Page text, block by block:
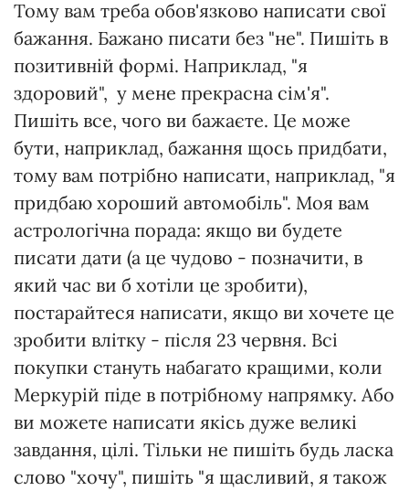
Тому вам треба обов'язково написати свої
бажання. Бажано писати без "не". Пишіть в
позитивній формі. Наприклад, "я
здоровий", у мене прекрасна сім'я".
Пишіть все, чого ви бажаєте. Це може
бути, наприклад, бажання щось придбати,
тому вам потрібно написати, наприклад, "я
придбаю хороший автомобіль". Моя вам
астрологічна порада: якщо ви будете
писати дати (а це чудово - позначити, в
який час ви б хотіли це зробити),
постарайтеся написати, якщо ви хочете це
зробити влітку - після 23 червня. Всі
покупки стануть набагато кращими, коли
Меркурій піде в потрібному напрямку. Або
ви можете написати якісь дуже великі
завдання, цілі. Тільки не пишіть будь ласка
слово "хочу", пишіть "я щасливий, я також